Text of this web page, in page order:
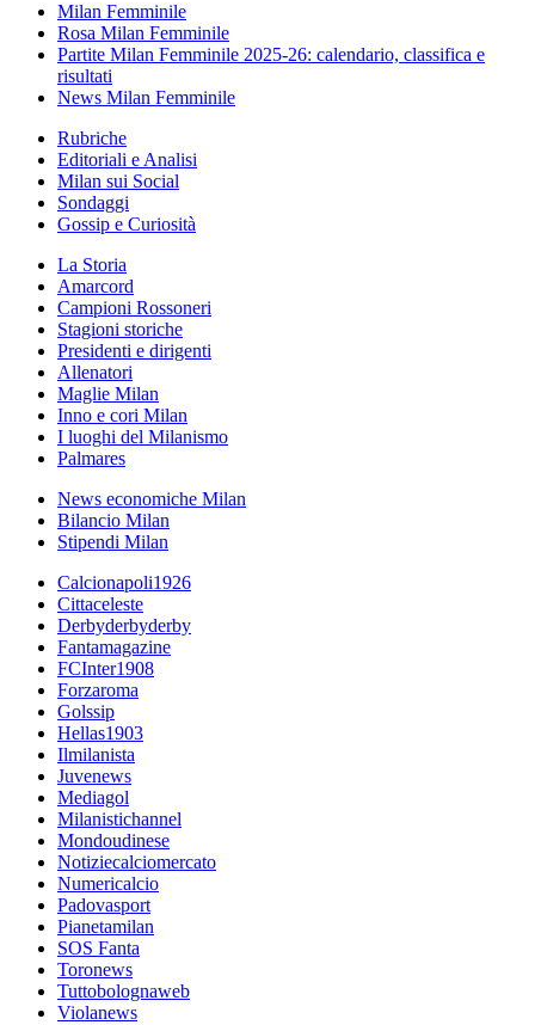
Milan Femminile
Rosa Milan Femminile
Partite Milan Femminile 2025-26: calendario, classifica e
risultati
News Milan Femminile
Rubriche
Editoriali e Analisi
Milan sui Social
Sondaggi
Gossip e Curiosità
La Storia
Amarcord
Campioni Rossoneri
Stagioni storiche
Presidenti e dirigenti
Allenatori
Maglie Milan
Inno e cori Milan
I luoghi del Milanismo
Palmares
News economiche Milan
Bilancio Milan
Stipendi Milan
Calcionapoli1926
Cittaceleste
Derbyderbyderby
Fantamagazine
FCInter1908
Forzaroma
Golssip
Hellas1903
Ilmilanista
Juvenews
Mediagol
Milanistichannel
Mondoudinese
Notiziecalciomercato
Numericalcio
Padovasport
Pianetamilan
SOS Fanta
Toronews
Tuttobolognaweb
Violanews